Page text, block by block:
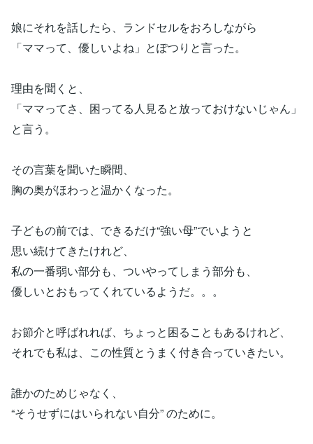
娘にそれを話したら、ランドセルをおろしながら
「ママって、優しいよね」とぽつりと言った。
理由を聞くと、
「ママってさ、困ってる人見ると放っておけないじゃん」
と言う。
その言葉を聞いた瞬間、
胸の奥がほわっと温かくなった。
子どもの前では、できるだけ“強い母”でいようと
思い続けてきたけれど、
私の一番弱い部分も、ついやってしまう部分も、
優しいとおもってくれているようだ。。。
お節介と呼ばれれば、ちょっと困ることもあるけれど、
それでも私は、この性質とうまく付き合っていきたい。
誰かのためじゃなく、
“そうせずにはいられない自分” のために。